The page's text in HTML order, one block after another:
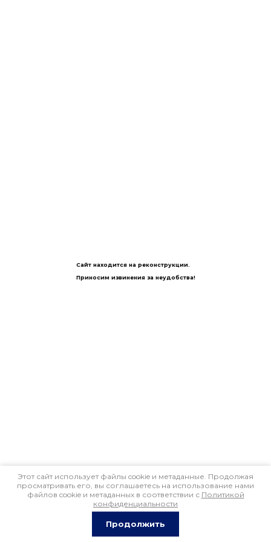
Сайт находится на реконструкции.
Приносим извинения за неудобства!
Этот сайт использует файлы cookie и метаданные. Продолжая
просматривать его, вы соглашаетесь на использование нами
файлов cookie и метаданных в соответствии с Политикой
конфиденциальности
Продолжить